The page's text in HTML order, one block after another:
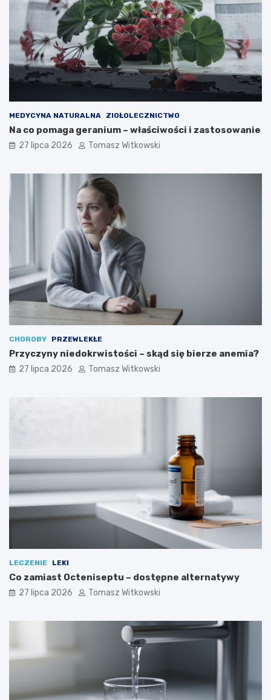
MEDYCYNA NATURALNA ZIOŁOLECZNICTWO
Na co pomaga geranium – właściwości i zastosowanie
27 lipca 2026 Tomasz Witkowski
CHOROBY PRZEWLEKŁE
Przyczyny niedokrwistości – skąd się bierze anemia?
27 lipca 2026 Tomasz Witkowski
LECZENIE LEKI
Co zamiast Octeniseptu – dostępne alternatywy
27 lipca 2026 Tomasz Witkowski